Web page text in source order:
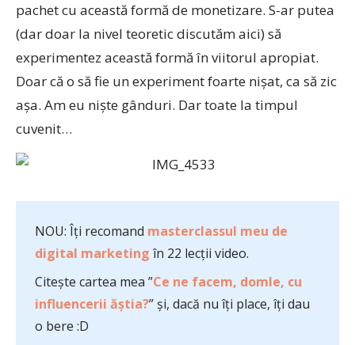
pachet cu această formă de monetizare. S-ar putea
(dar doar la nivel teoretic discutăm aici) să
experimentez această formă în viitorul apropiat.
Doar că o să fie un experiment foarte nișat, ca să zic
așa. Am eu niște gânduri. Dar toate la timpul
cuvenit…
NOU: Îți recomand masterclassul meu de
digital marketing în 22 lecții video.
Citește cartea mea ”Ce ne facem, domle, cu
influencerii ăștia?” și, dacă nu îți place, îți dau
o bere :D